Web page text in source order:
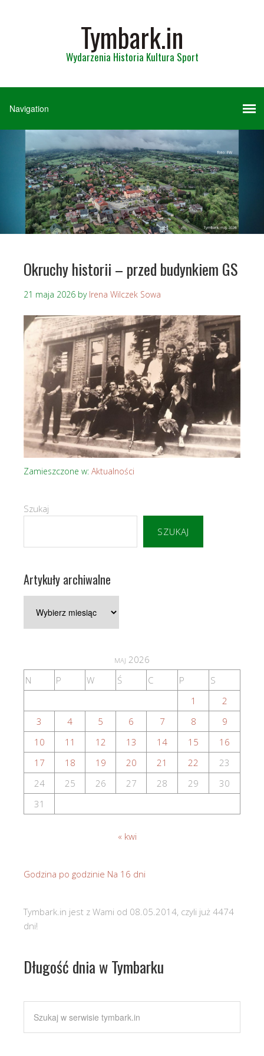
Tymbark.in
Wydarzenia Historia Kultura Sport
Okruchy historii – przed budynkiem GS
21 maja 2026 by Irena Wilczek Sowa
Zamieszczone w: Aktualności
Szukaj
SZUKAJ
Artykuły archiwalne
archiwalne
maj 2026
N
P W Ś C P
S
1
2
3
4 5 6 7 8
9
10
11 12 13 14 15
16
17
18 19 20 21 22
23
24
25 26 27 28 29
30
31
« kwi
Godzina po godzinie Na 16 dni
Tymbark.in jest z Wami od 08.05.2014, czyli już 4474
dni!
Długość dnia w Tymbarku